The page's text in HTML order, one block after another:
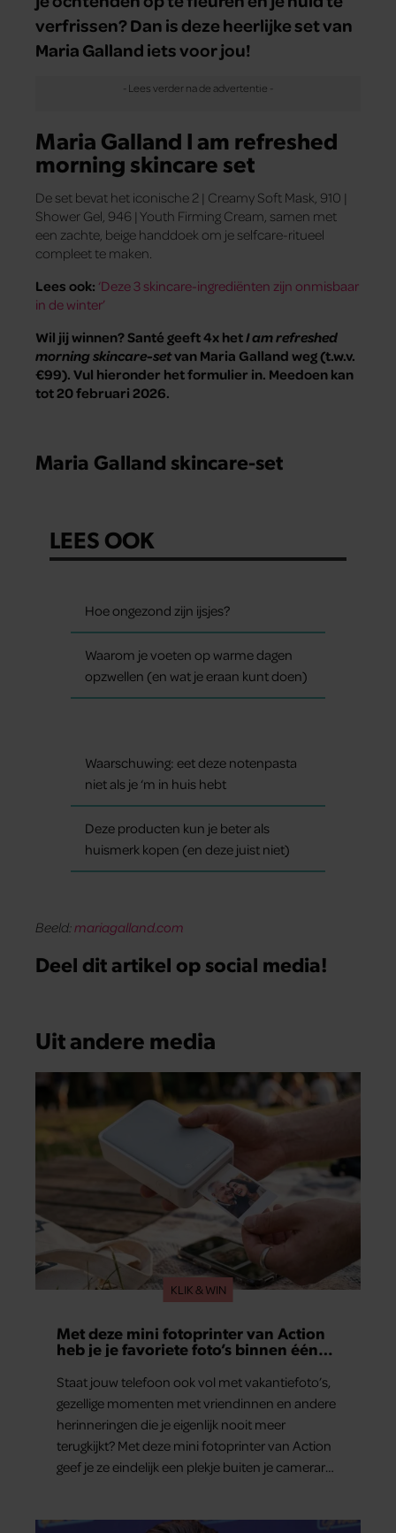
verfrissen? Dan is deze heerlijke set van
Maria Galland iets voor jou!
Maria Galland I am refreshed
morning skincare set
De set bevat het iconische 2 | Creamy Soft Mask, 910 |
Shower Gel, 946 | Youth Firming Cream, samen met
een zachte, beige handdoek om je selfcare-ritueel
compleet te maken.
Lees ook: ‘Deze 3 skincare-ingrediënten zijn onmisbaar
in de winter’
Wil jij winnen? Santé geeft 4x hetI am refreshed
morning skincare-setvan Maria Galland weg (t.w.v.
€99). Vul hieronder het formulier in. Meedoen kan
tot 20 februari 2026.
Maria Galland skincare-set
LEES OOK
Hoe ongezond zijn ijsjes?
Waarom je voeten op warme dagen
opzwellen (en wat je eraan kunt doen)
Waarschuwing: eet deze notenpasta
niet als je ‘m in huis hebt
Deze producten kun je beter als
huismerk kopen (en deze juist niet)
Beeld:mariagalland.com
Deel dit artikel op social media!
Uit andere media
KLIK & WIN
Met deze mini fotoprinter van Action
heb je je favoriete foto’s binnen één
Staat jouw telefoon ook vol met vakantiefoto’s,
gezellige momenten met vriendinnen en andere
herinneringen die je eigenlijk nooit meer
terugkijkt? Met deze mini fotoprinter van Action
geef je ze eindelijk een plekje buiten je camerarol.